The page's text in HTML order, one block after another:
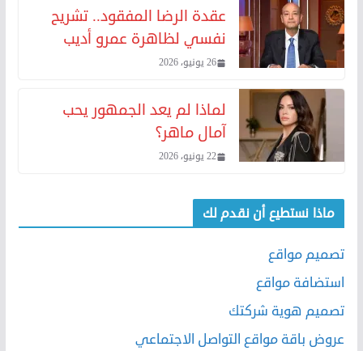
عقدة الرضا المفقود.. تشريح
نفسي لظاهرة عمرو أديب
26 يونيو، 2026
لماذا لم يعد الجمهور يحب
آمال ماهر؟
22 يونيو، 2026
ماذا نستطيع أن نقدم لك
تصميم مواقع
استضافة مواقع
تصميم هوية شركتك
عروض باقة مواقع التواصل الاجتماعي